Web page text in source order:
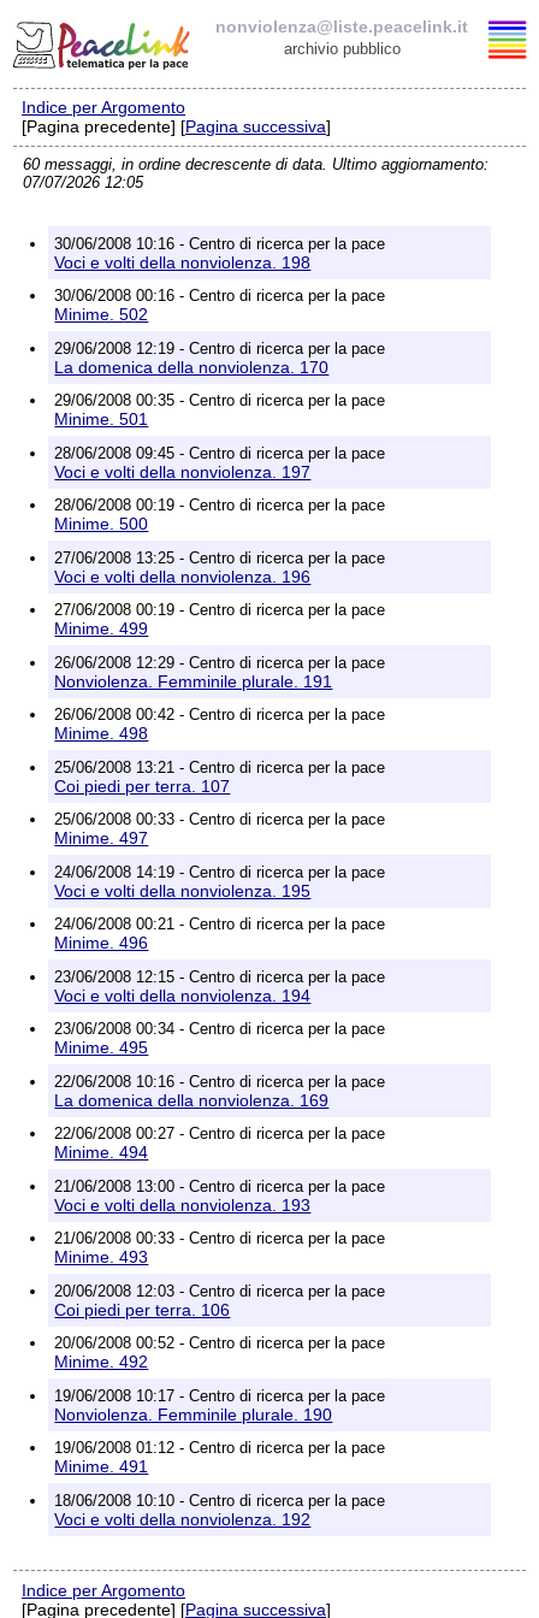
nonviolenza@liste.peacelink.it
archivio pubblico
Elenco delle liste
nonviolenza@liste.peacelink.it
Indice per Argomento
[Pagina precedente] [Pagina successiva]
60 messaggi, in ordine decrescente di data. Ultimo aggiornamento:
07/07/2026 12:05
30/06/2008 10:16 - Centro di ricerca per la pace
Voci e volti della nonviolenza. 198
30/06/2008 00:16 - Centro di ricerca per la pace
Minime. 502
29/06/2008 12:19 - Centro di ricerca per la pace
La domenica della nonviolenza. 170
29/06/2008 00:35 - Centro di ricerca per la pace
Minime. 501
28/06/2008 09:45 - Centro di ricerca per la pace
Voci e volti della nonviolenza. 197
28/06/2008 00:19 - Centro di ricerca per la pace
Minime. 500
27/06/2008 13:25 - Centro di ricerca per la pace
Voci e volti della nonviolenza. 196
27/06/2008 00:19 - Centro di ricerca per la pace
Minime. 499
26/06/2008 12:29 - Centro di ricerca per la pace
Nonviolenza. Femminile plurale. 191
26/06/2008 00:42 - Centro di ricerca per la pace
Minime. 498
25/06/2008 13:21 - Centro di ricerca per la pace
Coi piedi per terra. 107
25/06/2008 00:33 - Centro di ricerca per la pace
Minime. 497
24/06/2008 14:19 - Centro di ricerca per la pace
Voci e volti della nonviolenza. 195
24/06/2008 00:21 - Centro di ricerca per la pace
Minime. 496
23/06/2008 12:15 - Centro di ricerca per la pace
Voci e volti della nonviolenza. 194
23/06/2008 00:34 - Centro di ricerca per la pace
Minime. 495
22/06/2008 10:16 - Centro di ricerca per la pace
La domenica della nonviolenza. 169
22/06/2008 00:27 - Centro di ricerca per la pace
Minime. 494
21/06/2008 13:00 - Centro di ricerca per la pace
Voci e volti della nonviolenza. 193
21/06/2008 00:33 - Centro di ricerca per la pace
Minime. 493
20/06/2008 12:03 - Centro di ricerca per la pace
Coi piedi per terra. 106
20/06/2008 00:52 - Centro di ricerca per la pace
Minime. 492
19/06/2008 10:17 - Centro di ricerca per la pace
Nonviolenza. Femminile plurale. 190
19/06/2008 01:12 - Centro di ricerca per la pace
Minime. 491
18/06/2008 10:10 - Centro di ricerca per la pace
Voci e volti della nonviolenza. 192
Indice per Argomento
[Pagina precedente] [Pagina successiva]